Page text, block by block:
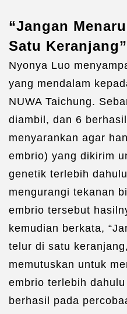
“Jangan
Satu Keranjang”
Nyonya Luo
yang mendalam
NUWA Taichung.
diambil, dan 6
menyarankan agar
embrio) yang dikirim
genetik terlebih
mengurangi tekanan
embrio tersebut
kemudian berkata,
telur di satu
memutuskan untuk
embrio terlebih
berhasil pada